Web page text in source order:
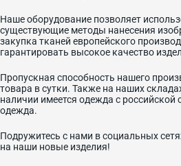
Наше оборудование позволяет
существующие методы нанесения
закупка тканей европейского
гарантировать высокое качество
Пропускная способность нашего
товара в сутки. Также на наших
наличии имеется одежда с российской
одежда.
Подружитесь с нами в социальных
на наши новые изделия!